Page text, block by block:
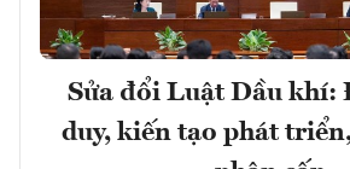
Sửa đổi Luật Dầu khí:
duy, kiến tạo phát